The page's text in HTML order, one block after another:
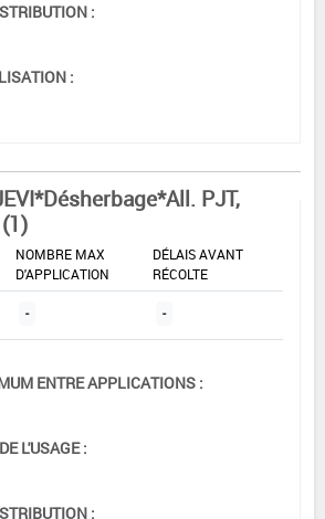
:
:
PJT,
NOMBRE MAX
D'APPLICATION
DÉLAIS AVANT
RÉCOLTE
- -
ENTRE APPLICATIONS :
L'USAGE :
: